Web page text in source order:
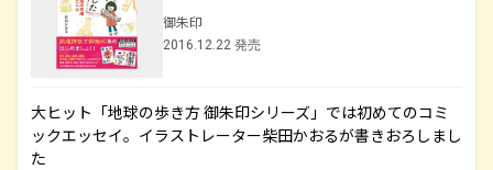
御朱印
2016.12.22 発売
大ヒット「地球の歩き方 御朱印シリーズ」では初めてのコミ
ックエッセイ。イラストレーター柴田かおるが書きおろしまし
た